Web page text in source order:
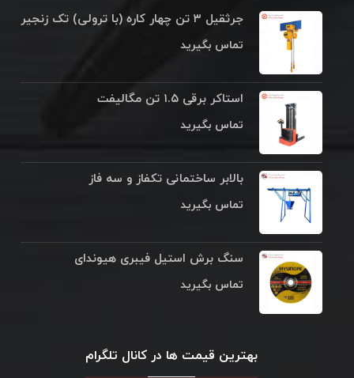
جرثقیل ۳ تن چهار کاره (با ترولی) تک زنجیر
تماس بگیرید
استاکر برقی ۱.۵ تن مگالیفت
تماس بگیرید
بالابر ساختمانی تکفاز و سه فاز
تماس بگیرید
سنگ برش استیل فیبری هیوندای
تماس بگیرید
بهترین قیمت ها در کانال تلگرام